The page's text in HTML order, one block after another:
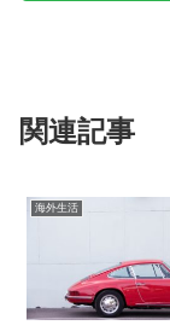
関連記事
海外生活